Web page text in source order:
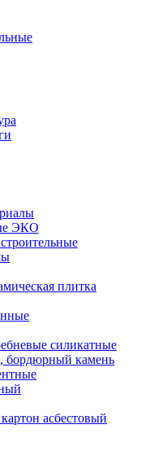
ЭКО
плитка
силикатные
бордюрный камень
асбестовый